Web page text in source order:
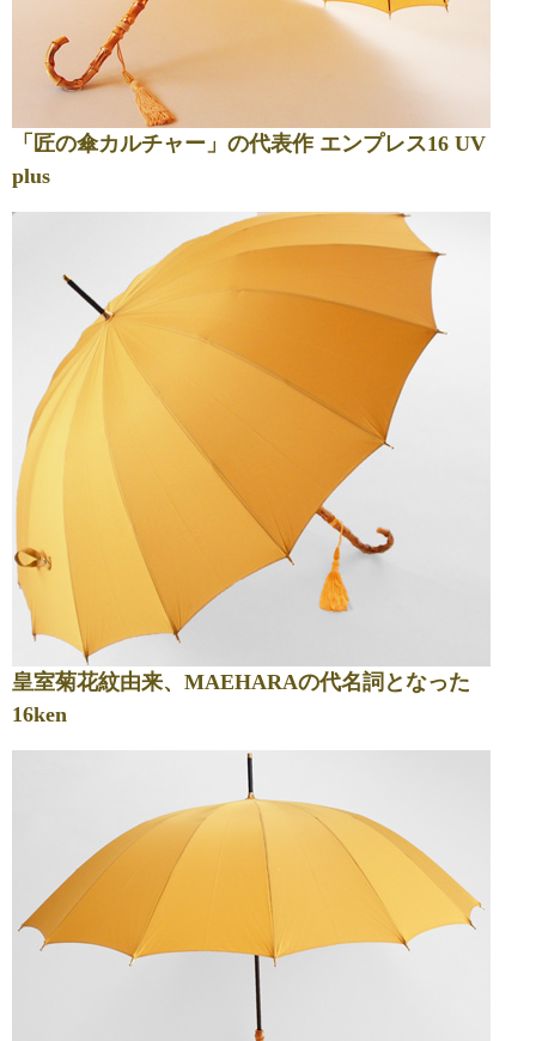
「匠の傘カルチャー」の代表作 エンプレス16 UV
plus
皇室菊花紋由来、MAEHARAの代名詞となった
16ken